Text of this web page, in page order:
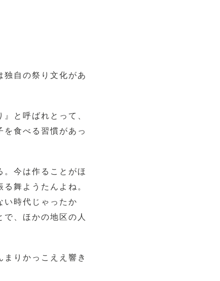
独自の祭り文化があ
と呼ばれとって、
を食べる習慣があっ
今は作ることがほ
舞ようたんよね。
い時代じゃったか
、ほかの地区の人
りかっこええ響き